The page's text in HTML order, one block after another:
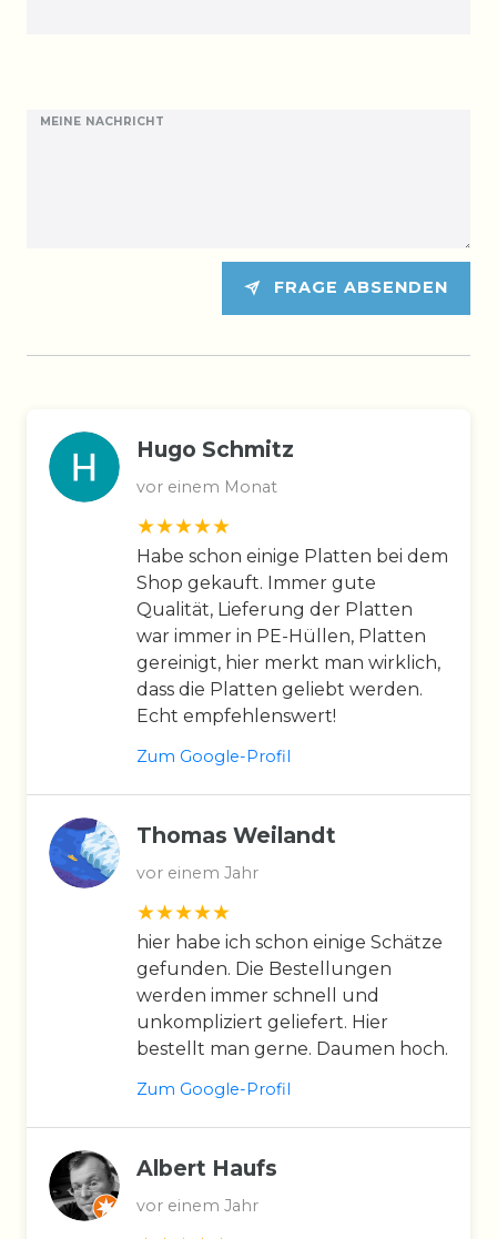
MEINE NACHRICHT
FRAGE ABSENDEN
Hugo Schmitz
vor einem Monat
Habe schon einige Platten bei dem
Shop gekauft. Immer gute
Qualität, Lieferung der Platten
war immer in PE-Hüllen, Platten
gereinigt, hier merkt man wirklich,
dass die Platten geliebt werden.
Echt empfehlenswert!
Zum Google-Profil
Thomas Weilandt
vor einem Jahr
hier habe ich schon einige Schätze
gefunden. Die Bestellungen
werden immer schnell und
unkompliziert geliefert. Hier
bestellt man gerne. Daumen hoch.
Zum Google-Profil
Albert Haufs
vor einem Jahr